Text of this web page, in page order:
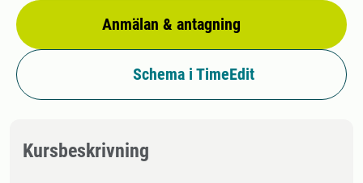
Anmälan & antagning
Schema i TimeEdit
Kursbeskrivning